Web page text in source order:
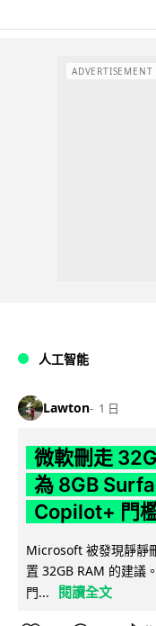
ADVERTISEMENT
人工智能
Lawton 1 日
微軟刪走
為 8GB
Copilot+ 門
Microsoft 被發現靜靜
置 32GB RAM 的建議
門...
閱讀全文